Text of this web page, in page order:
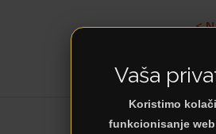
<
Vaša
Koristimo
funkcionisanje